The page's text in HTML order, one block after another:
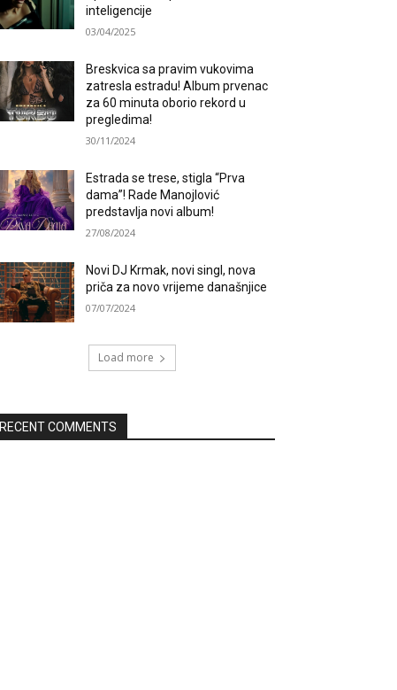
inteligencije
03/04/2025
Breskvica sa pravim vukovima
zatresla estradu! Album prvenac
za 60 minuta oborio rekord u
pregledima!
30/11/2024
Estrada se trese, stigla “Prva
dama”! Rade Manojlović
predstavlja novi album!
27/08/2024
Novi DJ Krmak, novi singl, nova
priča za novo vrijeme današnjice
07/07/2024
Load more
RECENT COMMENTS